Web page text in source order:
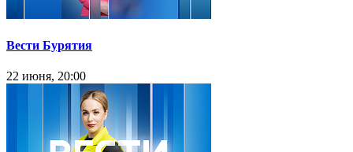
Вести Бурятия
22 июня, 20:00